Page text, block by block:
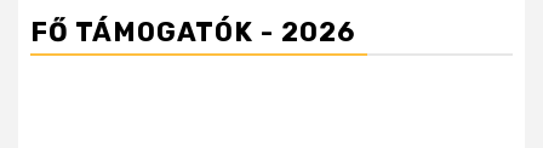
FŐ TÁMOGATÓK - 2026